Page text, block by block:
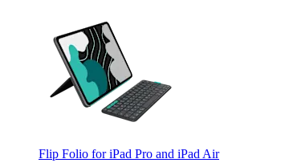
Flip Folio for iPad Pro and iPad Air